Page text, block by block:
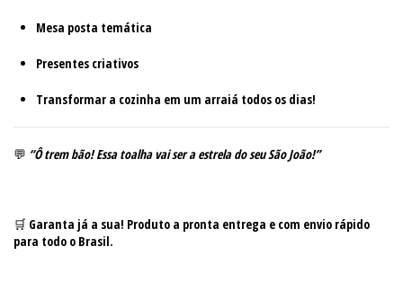
Mesa posta temática
Presentes criativos
Transformar a cozinha em um arraiá todos os dias!
💬 “Ô trem bão! Essa toalha vai ser a estrela do seu São João!”
🛒 Garanta já a sua! Produto a pronta entrega e com envio rápido
para todo o Brasil.